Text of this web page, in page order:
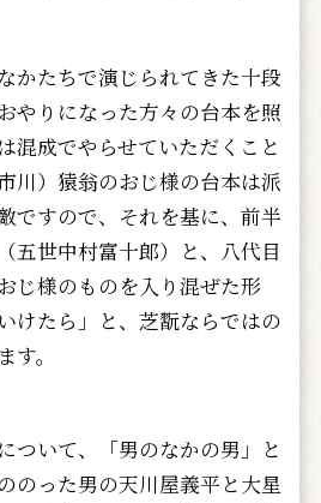
かたちで演じられてきた十段
やりになった方々の台本を照
混成でやらせていただくこと
川）猿翁のおじ様の台本は派
ですので、それを基に、前半
五世中村富十郎）と、八代目
じ様のものを入り混ぜた形
けたら」と、芝翫ならではの
。
ついて、「男のなかの男」と
のった男の天川屋義平と大星